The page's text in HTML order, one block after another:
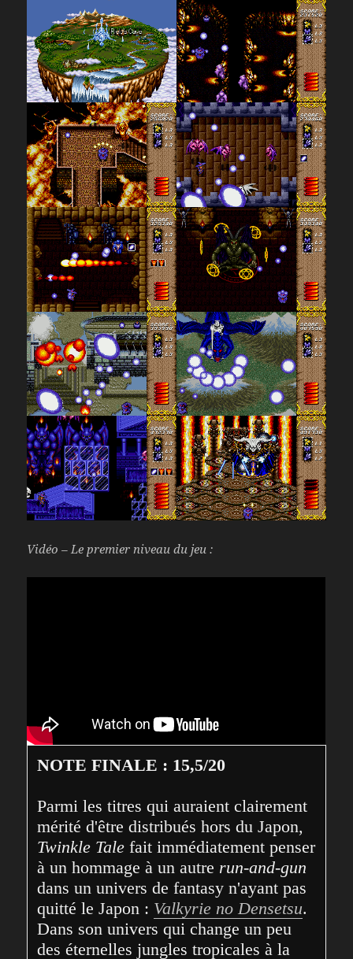
Vidéo – Le premier niveau du jeu :
NOTE FINALE : 15,5/20
Parmi les titres qui auraient clairement
Twinkle Tale fait immédiatement penser
à un hommage à un autre run-and-gun
dans un univers de fantasy n'ayant pas
quitté le Japon : Valkyrie no Densetsu.
Dans son univers qui change un peu